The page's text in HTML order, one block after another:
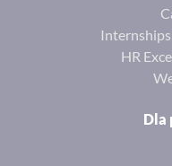
HR
Dla